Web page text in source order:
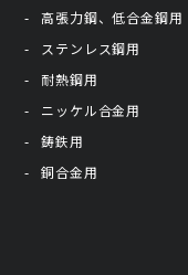
高張力鋼、低合金鋼用
ステンレス鋼用
耐熱鋼用
ニッケル合金用
鋳鉄用
銅合金用